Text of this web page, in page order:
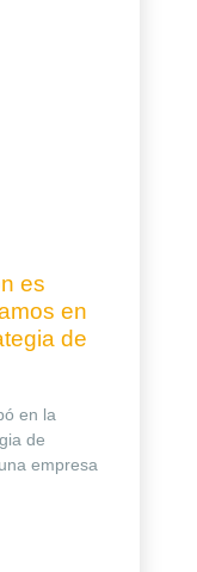
es
en
de
en la
de
empresa